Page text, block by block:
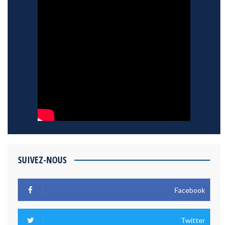
SUIVEZ-NOUS
Facebook
Twitter